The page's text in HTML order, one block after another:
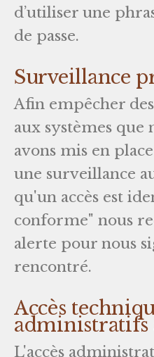
d’utiliser une
de passe.
Surveillance
Afin empêcher
aux systèmes que
avons mis en
une surveillance
qu'un accès est
conforme" nous
alerte pour nous
rencontré.
Accès
administratifs
L'accès